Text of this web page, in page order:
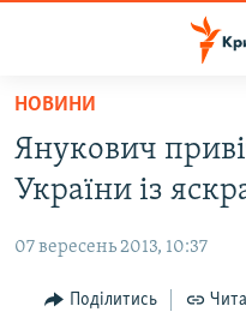
Перейти
основного
матеріалу
Перейти
до
навігації
ВОДА.КРИМ
ВІДЕО ТА ФОТО
ПОЛІТИКА
БЛОГИ
НОВИНИ
Янукович
України із
07 вересень 2013, 10:37
Поділитись